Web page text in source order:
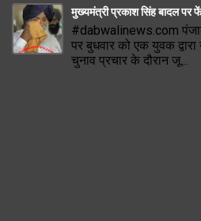
मुख्यमंत्री प्रकाश सिंह बादल पर
#dabwalinews.com
पर बुधवार को एक युवक
चुनाव प्रचार के दौरान जू...